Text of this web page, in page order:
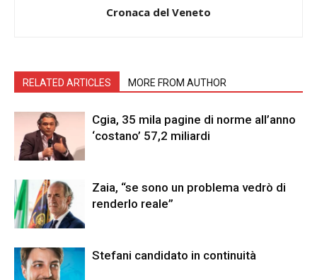
Cronaca del Veneto
RELATED ARTICLES MORE FROM AUTHOR
Cgia, 35 mila pagine di norme all’anno
‘costano’ 57,2 miliardi
Zaia, “se sono un problema vedrò di
renderlo reale”
Stefani candidato in continuità